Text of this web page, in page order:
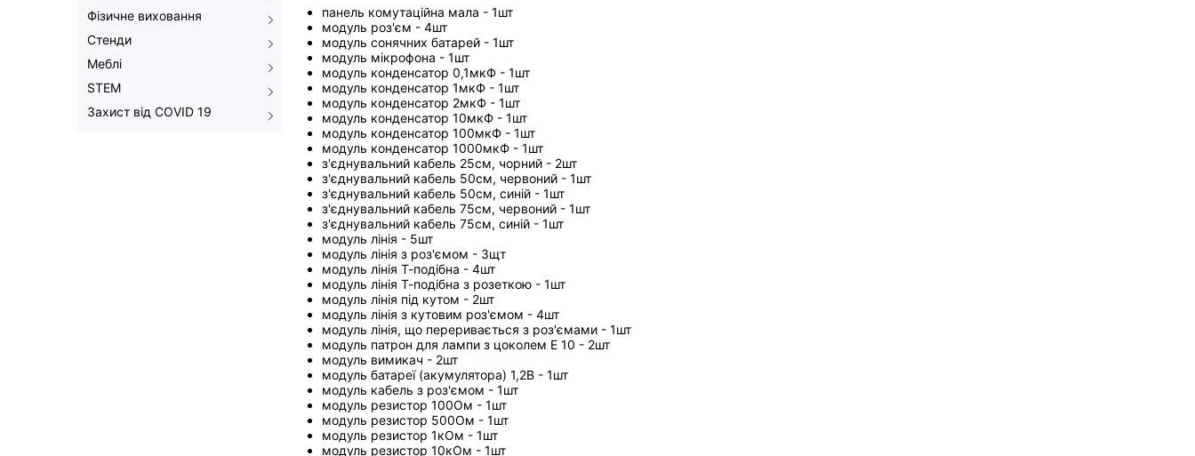
Фізичне виховання
Стенди
Меблі
STEM
Захист від COVID 19
панель комутаційна мала - 1шт
модуль роз'єм - 4шт
модуль сонячних батарей - 1шт
модуль мікрофона - 1шт
модуль конденсатор 0,1мкФ - 1шт
модуль конденсатор 1мкФ - 1шт
модуль конденсатор 2мкФ - 1шт
модуль конденсатор 10мкФ - 1шт
модуль конденсатор 100мкФ - 1шт
модуль конденсатор 1000мкФ - 1шт
з'єднувальний кабель 25см, чорний - 2шт
з'єднувальний кабель 50см, червоний - 1шт
з'єднувальний кабель 50см, синій - 1шт
з'єднувальний кабель 75см, червоний - 1шт
з'єднувальний кабель 75см, синій - 1шт
модуль лінія - 5шт
модуль лінія з роз'ємом - 3щт
модуль лінія Т-подібна - 4шт
модуль лінія Т-подібна з розеткою - 1шт
модуль лінія під кутом - 2шт
модуль лінія з кутовим роз'ємом - 4шт
модуль лінія, що переривається з роз'ємами - 1шт
модуль патрон для лампи з цоколем Е 10 - 2шт
модуль вимикач - 2шт
модуль батареї (акумулятора) 1,2В - 1шт
модуль кабель з роз'ємом - 1шт
модуль резистор 100Ом - 1шт
модуль резистор 500Ом - 1шт
модуль резистор 1кОм - 1шт
модуль резистор 10кОм - 1шт